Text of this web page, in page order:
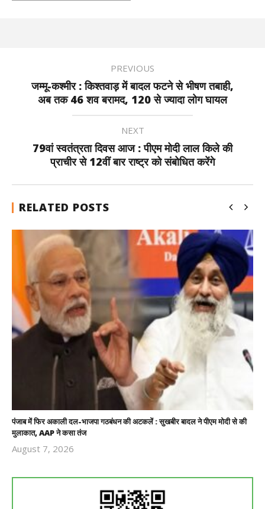
PREVIOUS
जम्मू-कश्मीर : किश्तवाड़ में बादल फटने से भीषण तबाही,
अब तक 46 शव बरामद, 120 से ज्यादा लोग घायल
NEXT
79वां स्वतंत्रता दिवस आज : पीएम मोदी लाल किले की
प्राचीर से 12वीं बार राष्ट्र को संबोधित करेंगे
RELATED POSTS
पंजाब में फिर अकाली दल-भाजपा गठबंधन की अटकलें : सुखबीर बादल ने पीएम मोदी से की
मुलाकात, AAP ने कसा तंज
August 7, 2026